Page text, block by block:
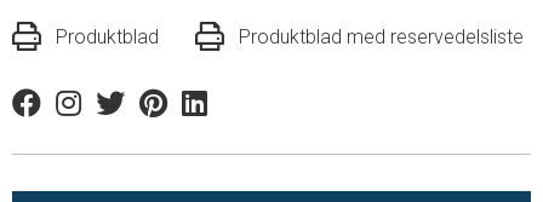
Produktblad Produktblad med reservedelsliste
FacebookInstagram
TwitterPinterestLinkedin